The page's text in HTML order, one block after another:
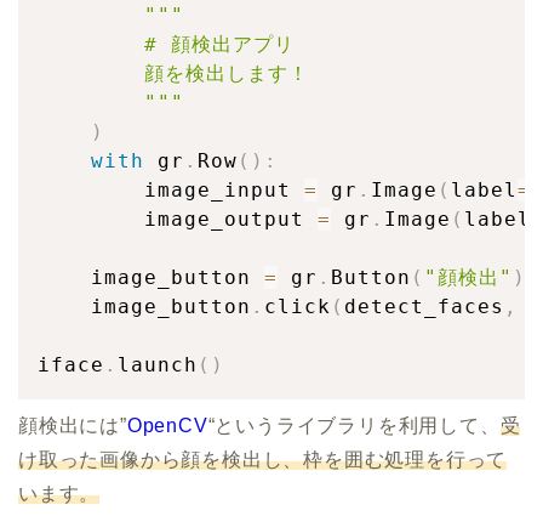
"""
        # 顔検出アプリ
        顔を検出します！
        """
)
with
gr . Row ( ) :
        image_input
= gr . Image ( label=
        image_output
= gr . Image ( label
    image_button
= gr . Button ( "顔検出" )
    image_button
. click ( detect_faces ,
iface . launch ( )
顔検出には”OpenCV“というライブラリを利用して、 受
け取った画像から顔を検出し、枠を囲む処理を行って
います。